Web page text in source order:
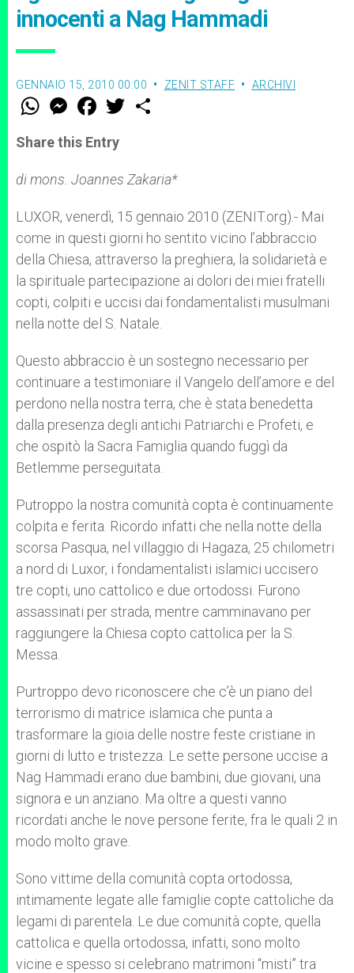
innocenti a Nag Hammadi
GENNAIO 15, 2010 00:00 ZENIT STAFF ARCHIVI
W
t
s
p
p
M
e
s
e
g
e
F
a
e
b
o
k
w
r
Share this Entry
di mons. Joannes Zakaria*
LUXOR, venerdì, 15 gennaio 2010 (ZENIT.org).- Mai
come in questi giorni ho sentito vicino l’abbraccio
della Chiesa, attraverso la preghiera, la solidarietà e
la spirituale partecipazione ai dolori dei miei fratelli
copti, colpiti e uccisi dai fondamentalisti musulmani
nella notte del S. Natale.
Questo abbraccio è un sostegno necessario per
continuare a testimoniare il Vangelo dell’amore e del
perdono nella nostra terra, che è stata benedetta
dalla presenza degli antichi Patriarchi e Profeti, e
che ospitò la Sacra Famiglia quando fuggì da
Betlemme perseguitata.
Putroppo la nostra comunità copta è continuamente
colpita e ferita. Ricordo infatti che nella notte della
scorsa Pasqua, nel villaggio di Hagaza, 25 chilometri
a nord di Luxor, i fondamentalisti islamici uccisero
tre copti, uno cattolico e due ortodossi. Furono
assassinati per strada, mentre camminavano per
raggiungere la Chiesa copto cattolica per la S.
Messa.
Purtroppo devo riconoscere che c’è un piano del
terrorismo di matrice islamica che punta a
trasformare la gioia delle nostre feste cristiane in
giorni di lutto e tristezza. Le sette persone uccise a
Nag Hammadi erano due bambini, due giovani, una
signora e un anziano. Ma oltre a questi vanno
ricordati anche le nove persone ferite, fra le quali 2 in
modo molto grave.
Sono vittime della comunità copta ortodossa,
intimamente legate alle famiglie copte cattoliche da
legami di parentela. Le due comunità copte, quella
cattolica e quella ortodossa, infatti, sono molto
vicine e spesso si celebrano matrimoni “misti” tra